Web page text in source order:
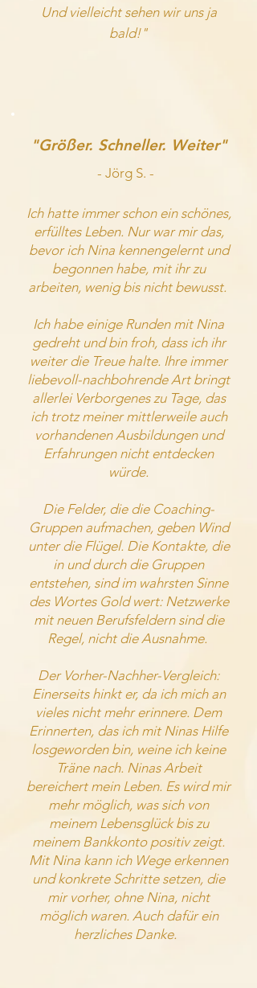
Und vielleicht sehen wir uns ja
bald!"
"Größer. Schneller. Weiter"
- Jörg S. -
Ich hatte immer schon ein schönes,
erfülltes Leben. Nur war mir das,
bevor ich Nina kennengelernt und
begonnen habe, mit ihr zu
arbeiten, wenig bis nicht bewusst.
Ich habe einige Runden mit Nina
gedreht und bin froh, dass ich ihr
weiter die Treue halte. Ihre immer
liebevoll-nachbohrende Art bringt
allerlei Verborgenes zu Tage, das
ich trotz meiner mittlerweile auch
vorhandenen Ausbildungen und
Erfahrungen nicht entdecken
würde.
Die Felder, die die Coaching-
Gruppen aufmachen, geben Wind
unter die Flügel. Die Kontakte, die
in und durch die Gruppen
entstehen, sind im wahrsten Sinne
des Wortes Gold wert: Netzwerke
mit neuen Berufsfeldern sind die
Regel, nicht die Ausnahme.
Der Vorher-Nachher-Vergleich:
Einerseits hinkt er, da ich mich an
vieles nicht mehr erinnere. Dem
Erinnerten, das ich mit Ninas Hilfe
losgeworden bin, weine ich keine
Träne nach. Ninas Arbeit
bereichert mein Leben. Es wird mir
mehr möglich, was sich von
meinem Lebensglück bis zu
meinem Bankkonto positiv zeigt.
Mit Nina kann ich Wege erkennen
und konkrete Schritte setzen, die
mir vorher, ohne Nina, nicht
möglich waren. Auch dafür ein
herzliches Danke.